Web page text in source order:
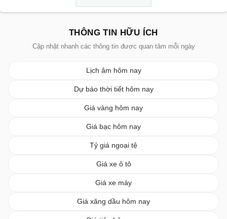
THÔNG TIN HỮU ÍCH
Cập nhật nhanh các thông tin được quan tâm mỗi ngày
Lịch âm hôm nay
Dự báo thời tiết hôm nay
Giá vàng hôm nay
Giá bạc hôm nay
Tỷ giá ngoại tệ
Giá xe ô tô
Giá xe máy
Giá xăng dầu hôm nay